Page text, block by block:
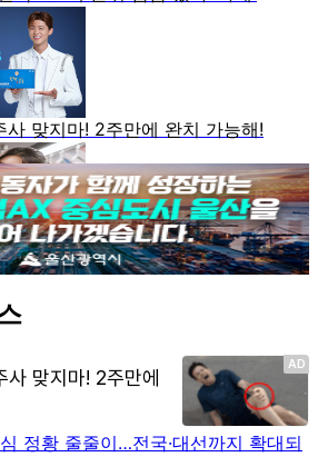
정황 줄줄이…전국·대선까지 확대되